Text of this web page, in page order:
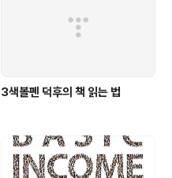
3색볼펜 덕후의 책 읽는 법